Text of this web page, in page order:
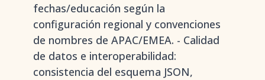
fechas/educación según la
configuración regional y convenciones
de nombres de APAC/EMEA. - Calidad
de datos e interoperabilidad:
consistencia del esquema JSON,